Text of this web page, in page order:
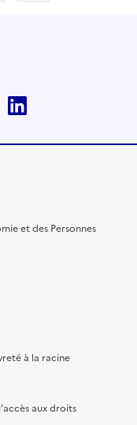
et des Personnes
à la racine
aux droits